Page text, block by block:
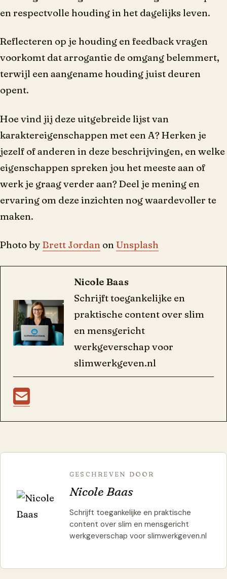
en respectvolle houding in het dagelijks leven.
Reflecteren op je houding en feedback vragen
voorkomt dat arrogantie de omgang belemmert,
terwijl een aangename houding juist deuren
opent.
Hoe vind jij deze uitgebreide lijst van
karaktereigenschappen met een A? Herken je
jezelf of anderen in deze beschrijvingen, en welke
eigenschappen spreken jou het meeste aan of
werk je graag verder aan? Deel je mening en
ervaring om deze inzichten nog waardevoller te
maken.
Photo by Brett Jordan on Unsplash
Nicole Baas
Schrijft toegankelijke en
praktische content over slim
en mensgericht
werkgeverschap voor
slimwerkgeven.nl
GESCHREVEN DOOR
Nicole Baas
Schrijft toegankelijke en praktische
content over slim en mensgericht
werkgeverschap voor slimwerkgeven.nl